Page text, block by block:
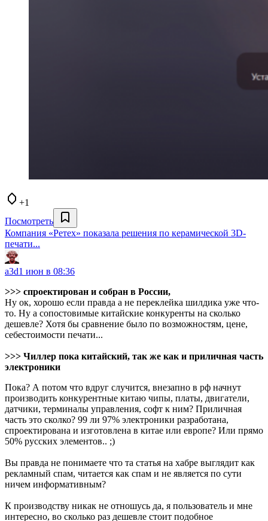
+1
Посмотреть
Компания «Ретех» показала решения по керамической 3D-
печати...
a3d1 июн в 08:36
>>> спроектирован и собран в России,
Ну ок, хорошо если правда а не переклейка шилдика уже что-
то. Ну а сопостовимые китайские конкуренты на сколько
дешевле? Хотя бы сравнение было по возможностям, цене,
себестоимости печати...
>>> Чиллер пока китайский, так же как и приличная часть
электроники
Пока? А потом что вдруг случится, внезапно в рф начнут
производить конкурентные китаю чипы, платы, двигатели,
датчики, терминалы управления, софт к ним? Приличная
часть это сколко? 99 ли 97% электроники разработана,
спроектирована и изготовлена в китае или европе? Или прямо
50% русских элементов.. ;)
Вы правда не понимаете что та статья на хабре выглядит как
рекламный спам, читается как спам и не является по сути
ничем информативным?
К производству никак не отношусь да, я пользователь и мне
интересно, во сколько раз дешевле стоит подобное